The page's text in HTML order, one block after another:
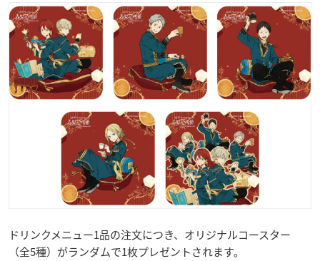
ドリンクメニュー1品の注文につき、オリジナルコースター
（全5種）がランダムで1枚プレゼントされます。